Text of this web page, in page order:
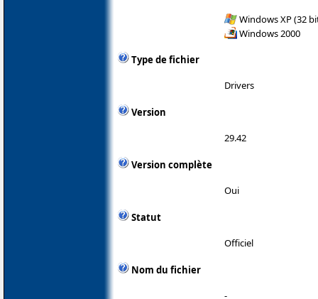
Windows XP (32
Windows 2000
Type de fichier
Drivers
Version
29.42
Version complète
Oui
Statut
Officiel
Nom du fichier
-